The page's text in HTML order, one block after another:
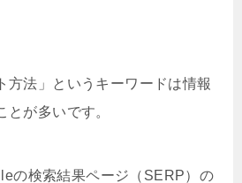
方法」というキーワードは情報
が多いです。
の検索結果ページ（SERP）の